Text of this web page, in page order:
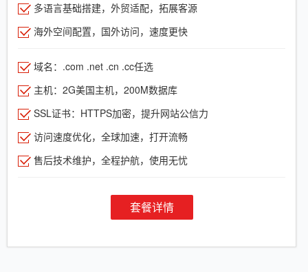
多语言基础搭建，外贸适配，拓展客源
海外空间配置，国外访问，速度更快
域名：.com .net .cn .cc任选
主机：2G美国主机，200M数据库
SSL证书：HTTPS加密，提升网站公信力
访问速度优化，全球加速，打开流畅
售后技术维护，全程护航，使用无忧
套餐详情